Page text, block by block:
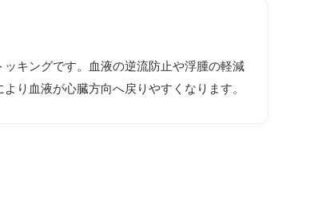
キングです。血液の逆流防止や浮腫の軽減
り血液が心臓方向へ戻りやすくなります。